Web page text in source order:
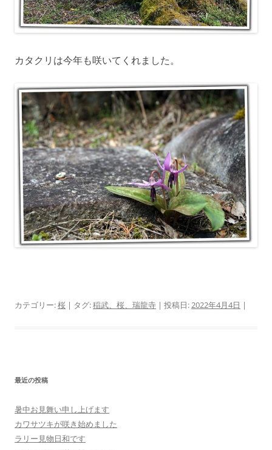
カタクリは今年も咲いてくれました。
カテゴリー:桜 | タグ:稲武、桜、瑞龍寺 | 投稿日:2022年4月4日 |
最近の投稿
暑中お見舞い申し上げます
カワサツキが咲き始めました
ラリー見物日和です